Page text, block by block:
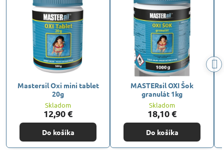
Mastersil Oxi mini tablet
20g
Skladom
12,90 €
Do košíka
MASTERsil OXI Šok
granulát 1kg
Skladom
18,10 €
Do košíka